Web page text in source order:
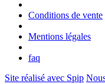
Conditions de vente
Mentions légales
faq
Site réalisé avec Spip